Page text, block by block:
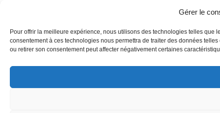
Gérer le
Pour offrir la meilleure expérience, nous utilisons des technologies telles
consentement à ces technologies nous permettra de traiter des données
ou retirer son consentement peut affecter négativement certaines